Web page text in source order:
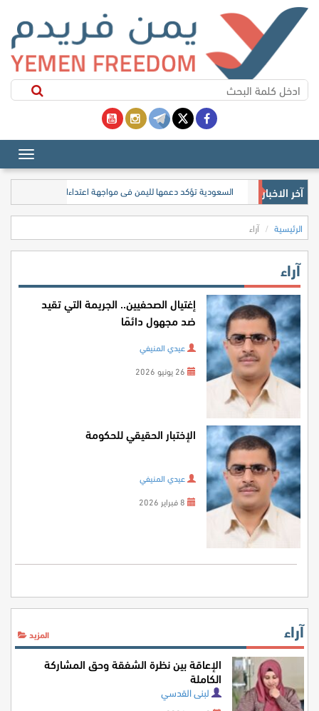
آخر الاخبار السعودية تؤكد دعمها لليمن في مواجهة اعتداءات الحوثيين
الرئيسية آراء
آراء
إغتيال الصحفيين.. الجريمة التي تقيد
ضد مجهول دائمًا
عيدي المنيفي
26 يونيو 2026
الإختبار الحقيقي للحكومة
عيدي المنيفي
8 فبراير 2026
آراء المزيد
الإعاقة بين نظرة الشفقة وحق المشاركة
الكاملة
لبنى القدسي